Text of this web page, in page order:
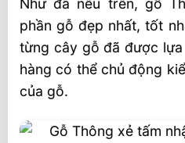
Như đã nêu trên, gỗ
phần gỗ đẹp nhất, tốt
từng cây gỗ đã được
hàng có thể chủ động
của gỗ.